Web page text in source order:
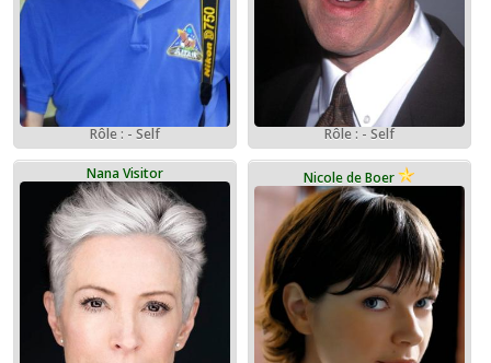
Rôle : - Self Rôle : - Self
Nana Visitor Nicole de Boer